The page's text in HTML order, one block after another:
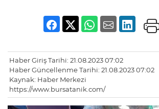
Haber Giriş Tarihi: 21.08.2023 07:02
Haber Güncellenme Tarihi: 21.08.2023 07:02
Kaynak: Haber Merkezi
https://www.bursatanik.com/